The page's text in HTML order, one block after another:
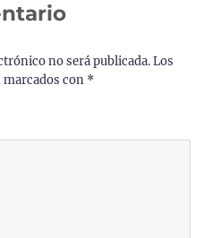
no será publicada. Los
con *